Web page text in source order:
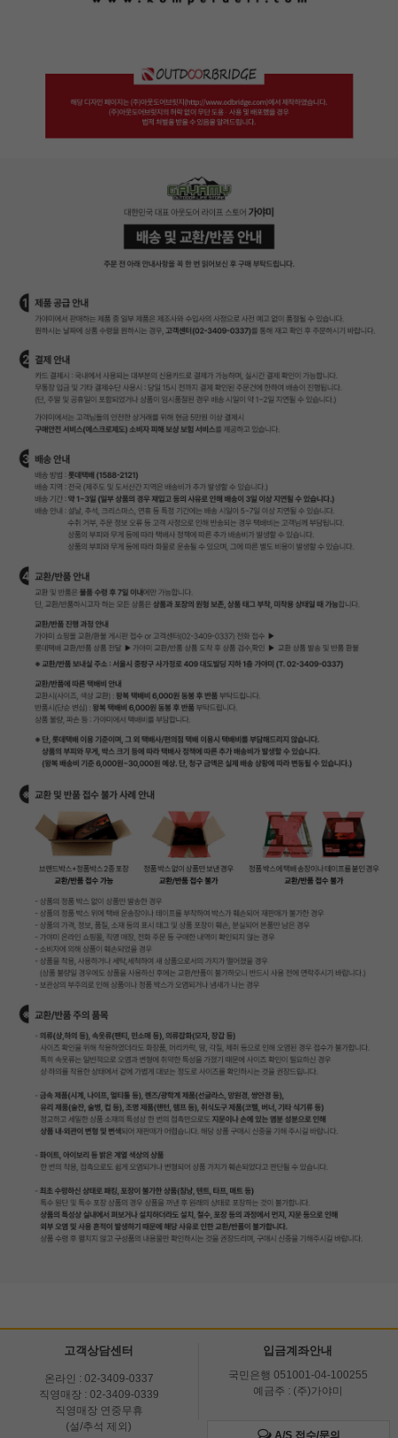
고객상담센터
온라인 : 02-3409-0337
직영매장 : 02-3409-0339
직영매장 연중무휴
(설/추석 제외)
입금계좌안내
국민은행 051001-04-100255
예금주 : (주)가야미